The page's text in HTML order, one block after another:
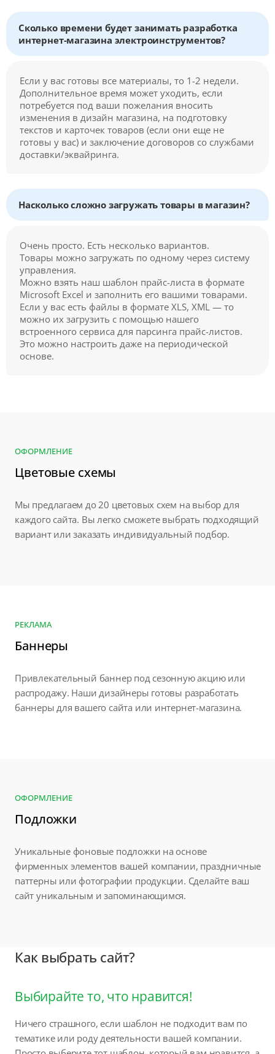
Сколько времени будет занимать разработка
интернет-магазина электроинструментов?
Если у вас готовы все материалы, то 1-2 недели.
Дополнительное время может уходить, если
потребуется под ваши пожелания вносить
изменения в дизайн магазина, на подготовку
текстов и карточек товаров (если они еще не
готовы у вас) и заключение договоров со службами
доставки/эквайринга.
Насколько сложно загружать товары в магазин?
Очень просто. Есть несколько вариантов.
Товары можно загружать по одному через систему
управления.
Можно взять наш шаблон прайс-листа в формате
Microsoft Excel и заполнить его вашими товарами.
Если у вас есть файлы в формате XLS, XML — то
можно их загрузить с помощью нашего
встроенного сервиса для парсинга прайс-листов.
Это можно настроить даже на периодической
основе.
ОФОРМЛЕНИЕ
Цветовые схемы
Мы предлагаем до 20 цветовых схем на выбор для
каждого сайта. Вы легко сможете выбрать подходящий
вариант или заказать индивидуальный подбор.
РЕКЛАМА
Баннеры
Привлекательный баннер под сезонную акцию или
распродажу. Наши дизайнеры готовы разработать
баннеры для вашего сайта или интернет-магазина.
ОФОРМЛЕНИЕ
Подложки
Уникальные фоновые подложки на основе
фирменных элементов вашей компании, праздничные
паттерны или фотографии продукции. Сделайте ваш
сайт уникальным и запоминающимся.
Как выбрать сайт?
Выбирайте то, что нравится!
Ничего страшного, если шаблон не подходит вам по
тематике или роду деятельности вашей компании.